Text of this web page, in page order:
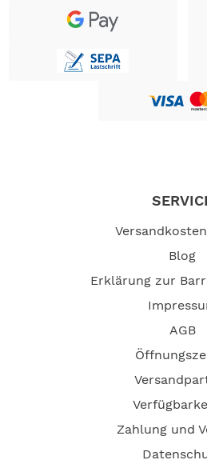
Blog
Erklärung zur
AGB
Zahlung und